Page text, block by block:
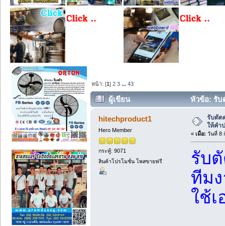
หน้า: [1]2 3 ...43
ผู้เขียน
หัวข้อ: รับ
(อ่าน 26366 ครั้ง)
hitechproduct1
Hero Member
กระทู้: 9071
สินค้าโปรโมชั่น โพสขายฟรี
รับตัด
ให้คำ
« เมื่อ: วันที่ 8
รับ
ทีม
ใช้เ